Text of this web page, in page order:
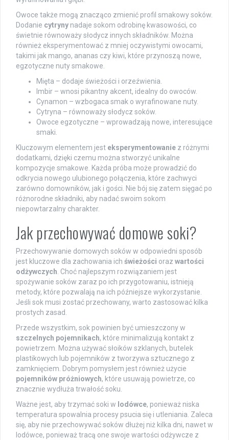
Owoce także mogą znacząco zmienić profil smakowy soków.
Dodanie cytryny nadaje sokom odrobinę kwasowości, co
świetnie równoważy słodycz innych składników. Można
również eksperymentować z mniej oczywistymi owocami,
takimi jak mango, ananas czy kiwi, które przynoszą nowe,
egzotyczne nuty smakowe.
Mięta – dodaje świeżości i orzeźwienia.
Imbir – wnosi pikantny akcent, idealny do owoców.
Cynamon – wzbogaca smak o wyrafinowane nuty.
Cytryna – równoważy słodycz soków.
Owoce egzotyczne – wprowadzają nowe, interesujące
smaki.
Kluczowym elementem jest eksperymentowanie z różnymi
dodatkami, dzięki czemu można stworzyć unikalne
kompozycje smakowe. Każda próba może prowadzić do
odkrycia nowego ulubionego połączenia, które zachwyci
zarówno domowników, jak i gości. Nie bój się zatem sięgać po
różnorodne składniki, aby nadać swoim sokom
niepowtarzalny charakter.
Jak przechowywać domowe soki?
Przechowywanie domowych soków w odpowiedni sposób
jest kluczowe dla zachowania ich świeżości oraz wartości
odżywczych . Choć najlepszym rozwiązaniem jest
spożywanie soków zaraz po ich przygotowaniu, istnieją
metody, które pozwalają na ich późniejsze wykorzystanie.
Jeśli sok musi zostać przechowany, warto zastosować kilka
prostych zasad.
Przede wszystkim, sok powinien być umieszczony w
szczelnych pojemnikach, które minimalizują kontakt z
powietrzem. Można używać słoików szklanych, butelek
plastikowych lub pojemników z tworzywa sztucznego z
zamknięciem. Dobrym pomysłem jest również użycie
pojemników próżniowych, które usuwają powietrze, co
znacznie wydłuża trwałość soku.
Ważne jest, aby trzymać soki w lodówce, ponieważ niska
temperatura spowalnia procesy psucia się i utleniania. Zaleca
się, aby nie przechowywać soków dłużej niż kilka dni, nawet w
lodówce, ponieważ tracą one swoje wartości odżywcze z